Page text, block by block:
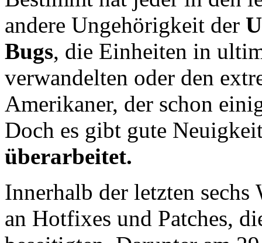
andere Ungehörigkeit der
Bugs, die Einheiten in
verwandelten oder den
Amerikaner, der schon
Doch es gibt gute
überarbeitet.
Innerhalb der letzten sechs
an Hotfixes und Patches,